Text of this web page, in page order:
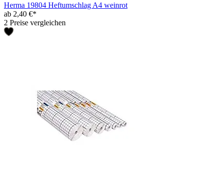
Herma 19804 Heftumschlag A4 weinrot
ab 2,40 €*
2 Preise vergleichen